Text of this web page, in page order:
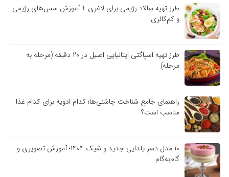
طرز تهیه سالاد رژیمی برای لاغری + آموزش سس‌های رژیمی
و کم‌کالری
طرز تهیه اسپاگتی ایتالیایی اصیل در ۲۰ دقیقه (مرحله به
مرحله)
راهنمای جامع شناخت چاشنی‌ها؛ کدام ادویه برای کدام غذا
مناسب است؟
۱۰ مدل دسر یلدایی جدید و شیک ۱۴۰۴؛ آموزش تصویری و
گام‌به‌گام